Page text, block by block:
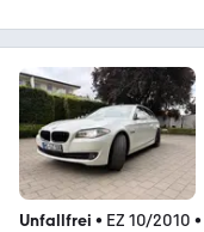
Unfallfrei • EZ 10/2010 •